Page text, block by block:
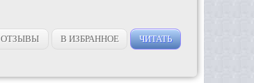
ОТЗЫВЫ В ИЗБРАННОЕ ЧИТАТЬ